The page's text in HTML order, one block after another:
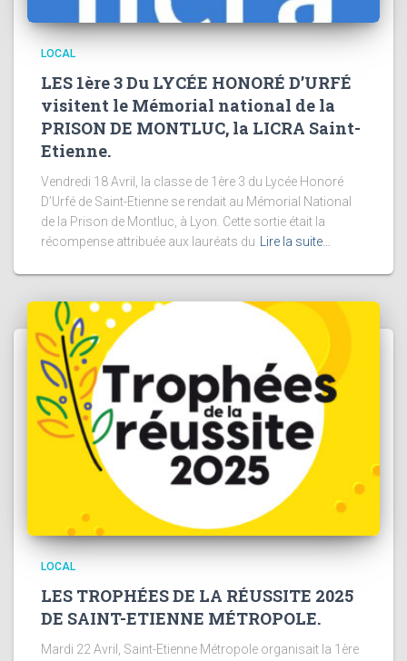
LOCAL
LES 1ère 3 Du LYCÉE HONORÉ D’URFÉ
visitent le Mémorial national de la
PRISON DE MONTLUC, la LICRA Saint-
Etienne.
Vendredi 18 Avril, la classe de 1ère 3 du Lycée Honoré
D’Urfé de Saint-Etienne se rendait au Mémorial National
de la Prison de Montluc, à Lyon. Cette sortie était la
récompense attribuée aux lauréats du
Lire la suite…
LOCAL
LES TROPHÉES DE LA RÉUSSITE 2025
DE SAINT-ETIENNE MÉTROPOLE.
Mardi 22 Avril, Saint-Etienne Métropole organisait la 1ère